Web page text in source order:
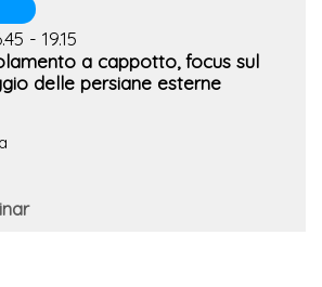
- 19.15
a cappotto, focus sul
delle persiane esterne